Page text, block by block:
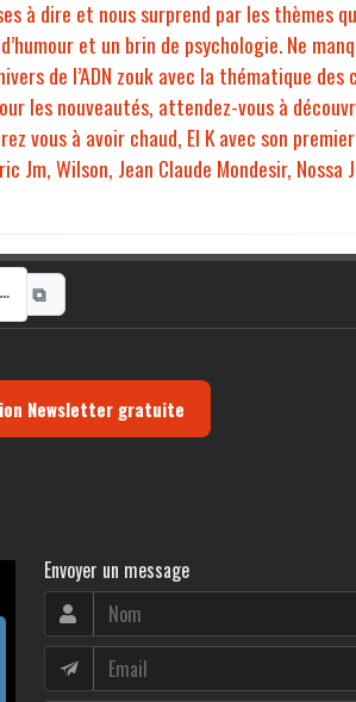
à dire et nous surprend par les thèmes
et un brin de psychologie. Ne
de l’ADN zouk avec la thématique des
les nouveautés, attendez-vous à
vous à avoir chaud, El K avec son
Jm, Wilson, Jean Claude Mondesir, Nossa
https://radio-g.fr?19506 ⧉
Newsletter gratuite
Envoyer un message